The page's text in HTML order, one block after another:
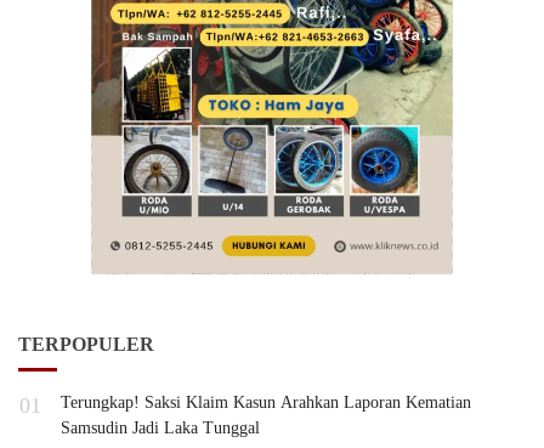
TERPOPULER
01
Terungkap! Saksi Klaim Kasun Arahkan Laporan Kematian
Samsudin Jadi Laka Tunggal